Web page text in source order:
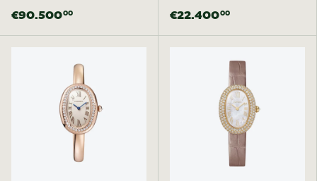
€90.50000
€22.40000